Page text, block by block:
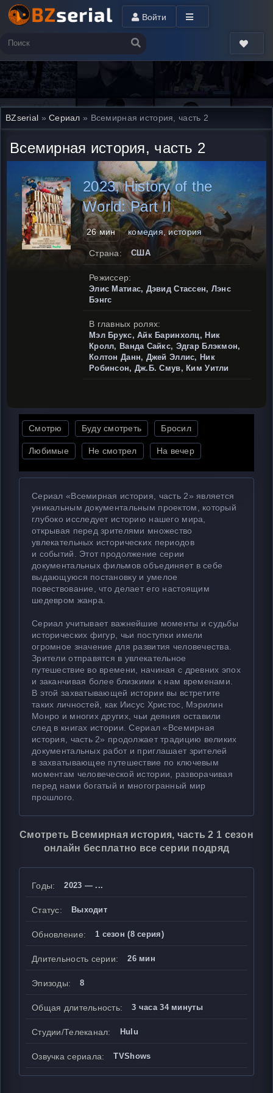
Войти
BZserial »Сериал » Всемирная история, часть 2
Всемирная история, часть 2
2023, History of the
World: Part II
26 мин комедия, история
Страна: США
Режиссер:
Элис Матиас, Дэвид Стассен, Лэнс
Бэнгс
В главных ролях:
Мэл Брукс, Айк Баринхолц, Ник
Кролл, Ванда Сайкс, Эдгар Блэкмон,
Колтон Данн, Джей Эллис, Ник
Робинсон, Дж.Б. Смув, Ким Уитли
Смотрю Буду смотреть Бросил
Любимые Не смотрел На вечер
Сериал «Всемирная история, часть 2» является
уникальным документальным проектом, который
глубоко исследует историю нашего мира,
открывая перед зрителями множество
увлекательных исторических периодов
и событий. Этот продолжение серии
документальных фильмов объединяет в себе
выдающуюся постановку и умелое
повествование, что делает его настоящим
шедевром жанра.
Сериал учитывает важнейшие моменты и судьбы
исторических фигур, чьи поступки имели
огромное значение для развития человечества.
Зрители отправятся в увлекательное
путешествие во времени, начиная с древних эпох
и заканчивая более близкими к нам временами.
В этой захватывающей истории вы встретите
таких личностей, как Иисус Христос, Мэрилин
Монро и многих других, чьи деяния оставили
след в книгах истории. Сериал «Всемирная
история, часть 2» продолжает традицию великих
документальных работ и приглашает зрителей
в захватывающее путешествие по ключевым
моментам человеческой истории, разворачивая
перед нами богатый и многогранный мир
прошлого.
Смотреть Всемирная история, часть 2 1 сезон
онлайн бесплатно все серии подряд
Годы: 2023 — ...
Статус: Выходит
Обновление: 1 сезон (8 серия)
Длительность серии: 26 мин
Эпизоды: 8
Общая длительность: 3 часа 34 минуты
Студии/Телеканал: Hulu
Озвучка сериала: TVShows